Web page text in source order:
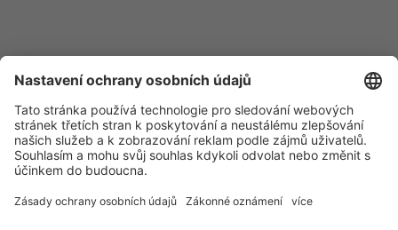
Olomoucká 81
627 00 Brno
Česká republika
Tel.:+420 511 440 475